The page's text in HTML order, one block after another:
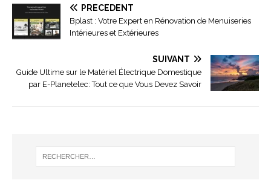
PRÉCÉDENT
Bplast : Votre Expert en Rénovation de Menuiseries
Intérieures et Extérieures
SUIVANT
Guide Ultime sur le Matériel Électrique Domestique
par E-Planetelec: Tout ce que Vous Devez Savoir